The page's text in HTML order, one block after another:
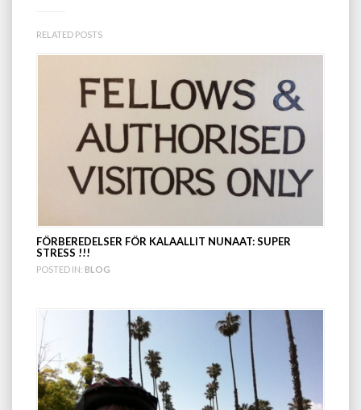
RELATED POSTS
FÖRBEREDELSER FÖR KALAALLIT NUNAAT: SUPER
STRESS !!!
POSTED IN: BLOG